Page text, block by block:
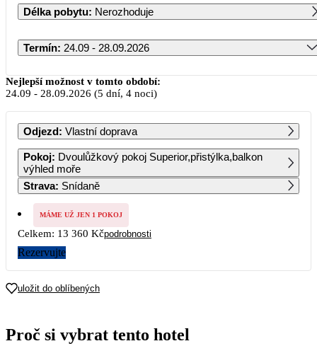
Délka pobytu: Nerozhoduje
Termín: 24.09 - 28.09.2026
Září 2026
PO ÚT ST ČT PÁ SO NE
1
8 400
2
8 400
3
8 400
4
8 400
5
8 400
6
8 400
7
7 280 7 280 7 280
21
7 130 6 980 6 830 6 680 6 680 6 680 6 680
28 29
Nejlepší možnost v tomto období:
24.09 - 28.09.2026 (5 dní, 4 noci)
Odjezd: Vlastní doprava
Pokoj: Dvoulůžkový pokoj Superior,přistýlka,balkon
výhled moře
Strava: Snídaně
MÁME UŽ JEN 1 POKOJ
Celkem: 13 360 Kčpodrobnosti
Rezervujte
uložit do oblíbených
Proč si vybrat tento hotel